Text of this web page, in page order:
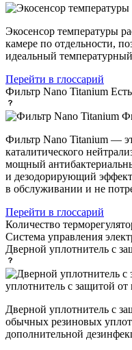
Экосенсор температуры
камере по отдельности,
идеальный
Перейти в глоссарий
Фильтр Nano Titanium Есть
Фильтр Nano Titanium —
каталитического
мощный
и дезодорирующий
в обслуживании и не
Перейти в глоссарий
Количество
Система управления
Дверной уплотнитель с
уплотнитель с защитой от
Дверной уплотнитель с
обычных резиновых
дополнительной